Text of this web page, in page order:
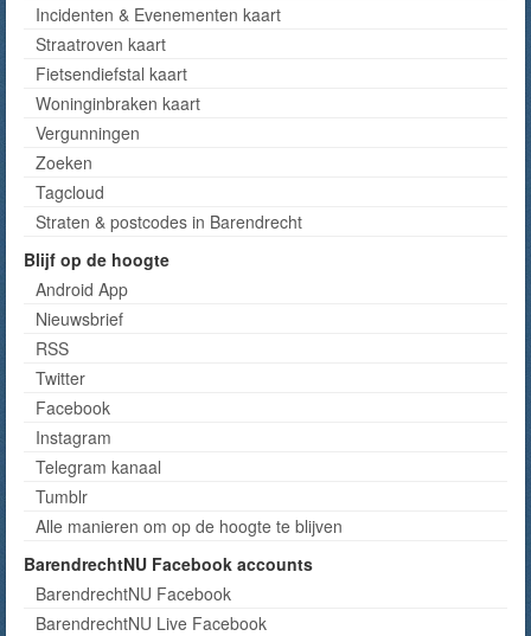
Incidenten & Evenementen kaart
Straatroven kaart
Fietsendiefstal kaart
Woninginbraken kaart
Vergunningen
Zoeken
Tagcloud
Straten & postcodes in Barendrecht
Blijf op de hoogte
Android App
Nieuwsbrief
RSS
Twitter
Facebook
Instagram
Telegram kanaal
Tumblr
Alle manieren om op de hoogte te blijven
BarendrechtNU Facebook accounts
BarendrechtNU Facebook
BarendrechtNU Live Facebook